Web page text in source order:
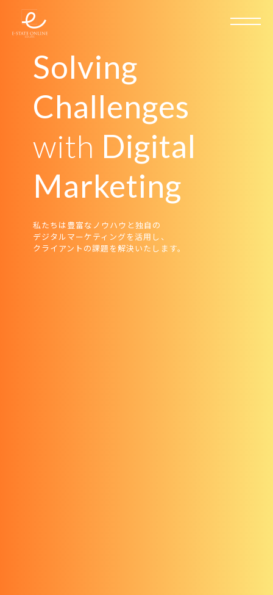
Solving
Challenges
with Digital
Marketing
私たちは豊富なノウハウと独自の
デジタルマーケティングを活用し、
クライアントの課題を解決いたします。